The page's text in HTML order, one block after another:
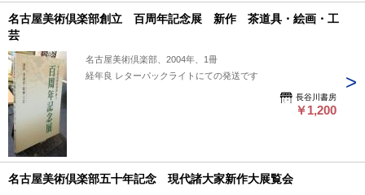
名古屋美術倶楽部創立 百周年記念展 新作 茶道具・絵画・工
芸
名古屋美術倶楽部、2004年、1冊
経年良 レターパックライトにての発送です
長谷川書房
￥1,200
名古屋美術倶楽部五十年記念 現代諸大家新作大展覧会